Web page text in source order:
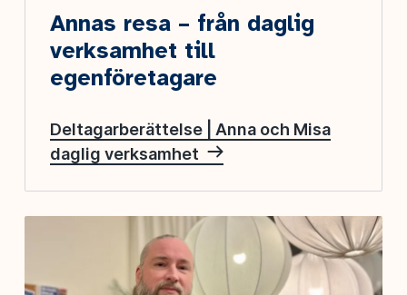
Annas resa – från daglig
verksamhet till
egenföretagare
Deltagarberättelse | Anna och Misa
daglig verksamhet